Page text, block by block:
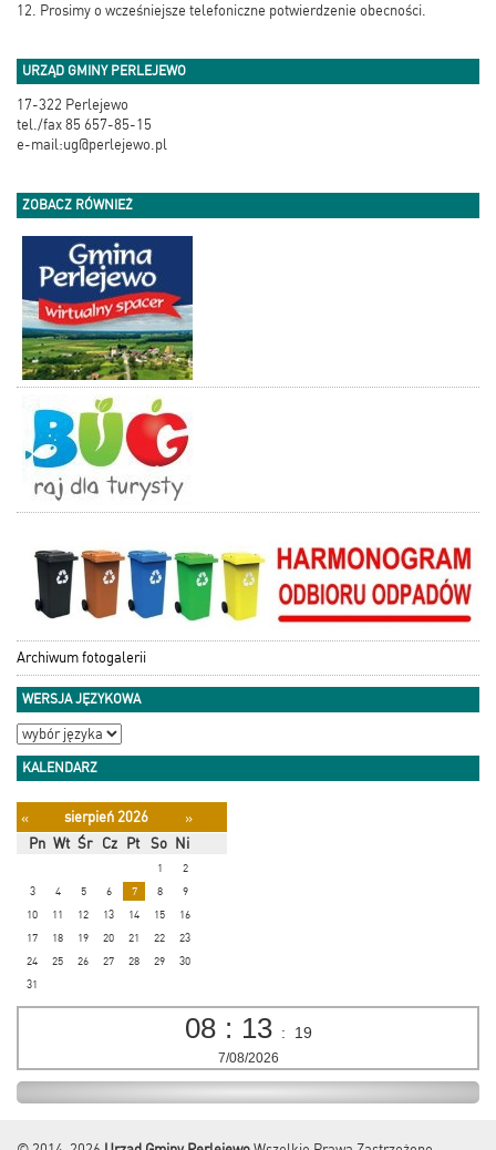
12. Prosimy o wcześniejsze telefoniczne potwierdzenie obecności.
URZĄD GMINY PERLEJEWO
17-322 Perlejewo
tel./fax 85 657-85-15
e-mail:ug@perlejewo.pl
ZOBACZ RÓWNIEŻ
Archiwum fotogalerii
WERSJA JĘZYKOWA
KALENDARZ
« sierpień 2026
»
Pn Wt Śr Cz Pt So Ni
1
2
3
4 5 6 7 8
9
10
11 12 13 14 15
16
17
18 19 20 21 22
23
24
25 26 27 28 29
30
31
08 : 13 : 20
7/08/2026